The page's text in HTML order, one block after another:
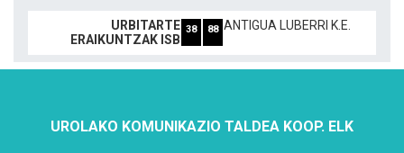
URBITARTE
ERAIKUNTZAK ISB
38 88 ANTIGUA LUBERRI K.E.
UROLAKO KOMUNIKAZIO TALDEA KOOP. ELK